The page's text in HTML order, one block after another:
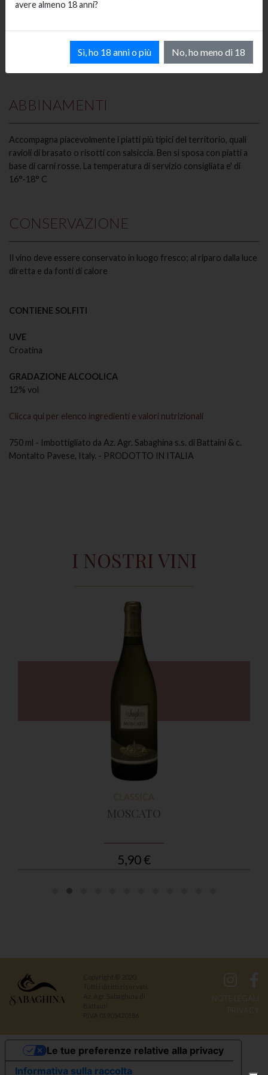
Vino vivace, alla vista si presenta di colore rosso acceso; al naso e'
intenso con aromi di frutti rossi; al palato è tipicamente
ABBINAMENTI
Accompagna piacevolmente i piatti più tipici del territorio, quali
ravioli di brasato o risotti con salsiccia. Ben si sposa con piatti a
base di carni rosse. La temperatura di servizio consigliata e' di
16°-18° C
CONSERVAZIONE
Il vino deve essere conservato in luogo fresco; al riparo dalla luce
diretta e da fonti di calore
CONTIENE SOLFITI
UVE
Croatina
GRADAZIONE ALCOOLICA
12% vol
Clicca qui per elenco ingredienti e valori nutrizionali
750 ml - Imbottigliato da Az. Agr. Sabaghina s.s. di Battaini & c.
Montalto Pavese, Italy. - PRODOTTO IN ITALIA
I NOSTRI VINI
CLASSICA
MOSCATO
5,90 €
NOTE LEGALI
PRIVACY
avere almeno 18 anni?
Sì, ho 18 anni o più No, ho meno di 18
Informativa sulla raccolta
Le tue preferenze relative alla privacy